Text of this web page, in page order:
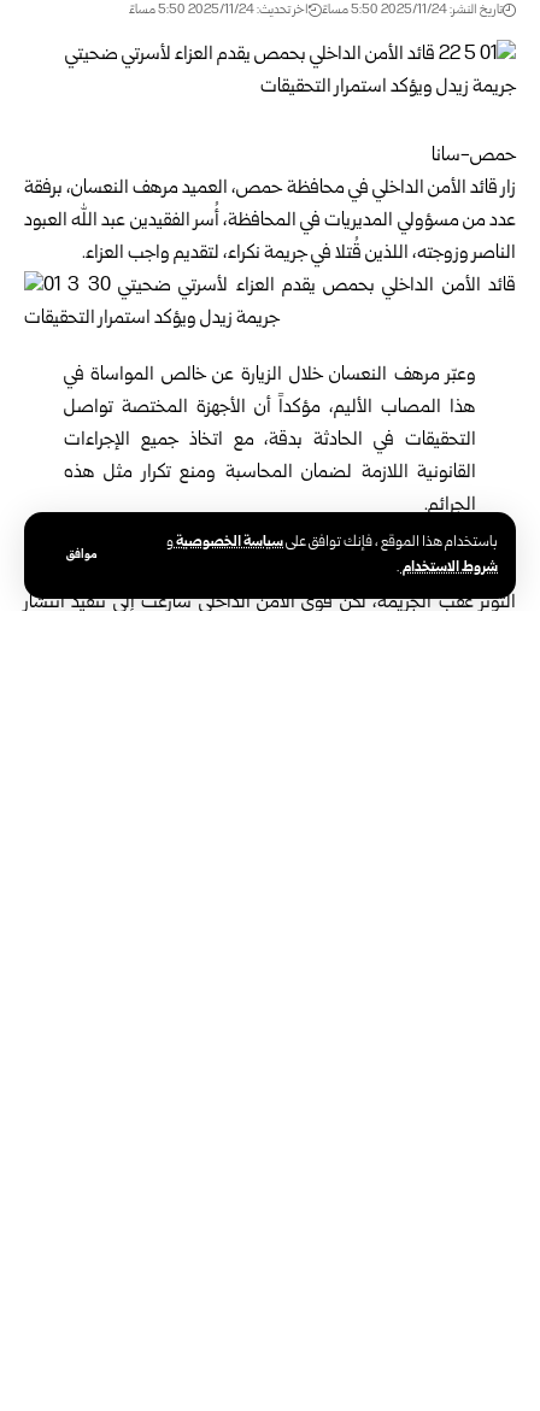
باستخدام هذا الموقع ، فإنك توافق علىسياسة الخصوصيةو
شروط الاستخدام.
موافق
تاريخ النشر: 2025/11/24 5:50 مساءً اخر تحديث: 2025/11/24 5:50 مساءً
حمص-سانا
زار قائد الأمن الداخلي في محافظةحمص، العميد مرهف النعسان، برفقة
عدد من مسؤولي المديريات في المحافظة، أُسر الفقيدين عبد الله العبود
الناصر وزوجته، اللذين قُتلا في جريمة نكراء، لتقديم واجب العزاء.
وعبّر مرهف النعسان خلال الزيارة عن خالص المواساة في
هذا المصاب الأليم، مؤكداً أن الأجهزة المختصة تواصل
التحقيقات في الحادثة بدقة، مع اتخاذ جميع الإجراءات
القانونية اللازمة لضمان المحاسبة ومنع تكرار مثل هذه
الجرائم.
وكانت بلدة زيدل شهدت صباح أمس جريمة قتل مروعة، حيث عُثر على
رجل وزوجته مقتولين داخل منزلهما، فيما شهدت مدينة حمص حالة من
التوتر عقب الجريمة، لكن قوى الأمن الداخلي سارعت إلى تنفيذ انتشار